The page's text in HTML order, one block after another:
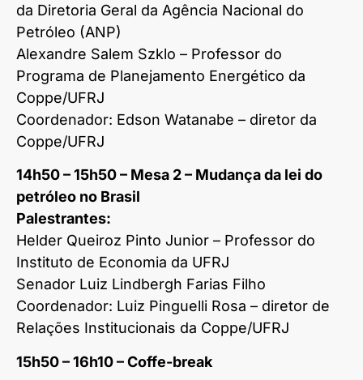
da Diretoria Geral da Agência Nacional do
Petróleo (ANP)
Alexandre Salem Szklo – Professor do
Programa de Planejamento Energético da
Coppe/UFRJ
Coordenador: Edson Watanabe – diretor da
Coppe/UFRJ
14h50 – 15h50 – Mesa 2 – Mudança da lei do
petróleo no Brasil
Palestrantes:
Helder Queiroz Pinto Junior – Professor do
Instituto de Economia da UFRJ
Senador Luiz Lindbergh Farias Filho
Coordenador: Luiz Pinguelli Rosa – diretor de
Relações Institucionais da Coppe/UFRJ
15h50 – 16h10 – Coffe-break